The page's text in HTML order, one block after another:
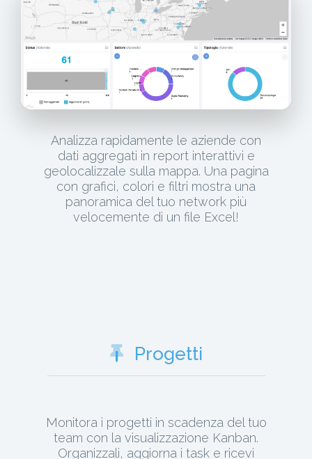
Analizza rapidamente le aziende con
dati aggregati in report interattivi e
geolocalizzale sulla mappa. Una pagina
con grafici, colori e filtri mostra una
panoramica del tuo network più
velocemente di un file Excel!
Progetti
Monitora i progetti in scadenza del tuo
team con la visualizzazione Kanban.
Organizzali, aggiorna i task e ricevi